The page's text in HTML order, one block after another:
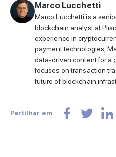
Marco Lucchetti
Marco Lucchetti is a
blockchain analyst at
experience in
payment technologies,
data-driven content for a
focuses on transaction
future of blockchain
Partilhar em